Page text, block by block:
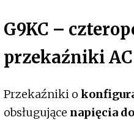
G9KC –
przekaźniki AC
Przekaźniki o
obsługujące napięcia